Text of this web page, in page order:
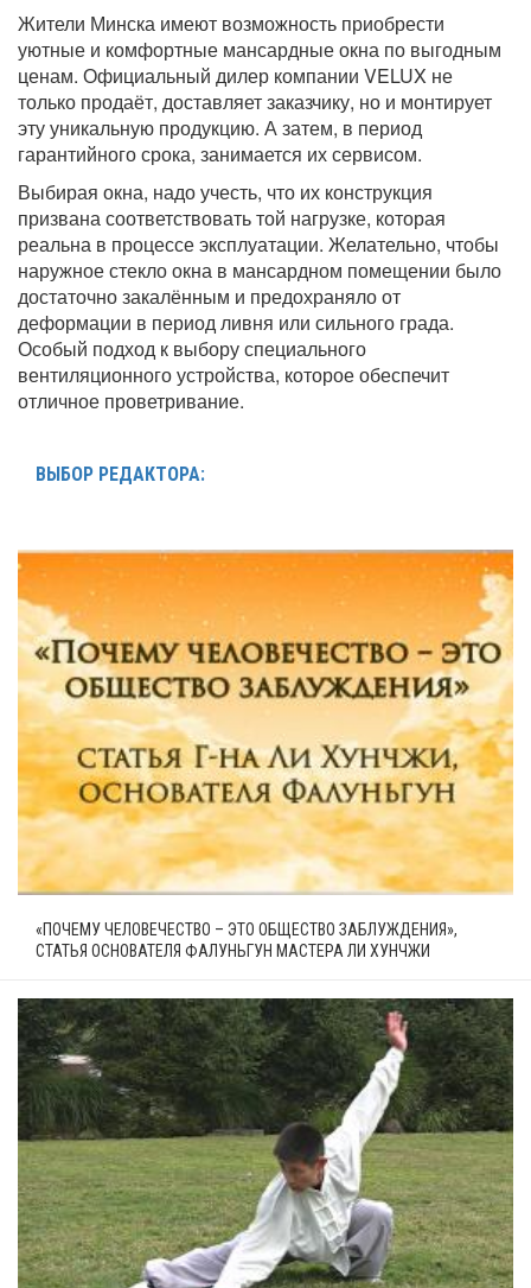
Жители Минска имеют возможность приобрести
уютные и комфортные мансардные окна по выгодным
ценам. Официальный дилер компании VELUX не
только продаёт, доставляет заказчику, но и монтирует
эту уникальную продукцию. А затем, в период
гарантийного срока, занимается их сервисом.
Выбирая окна, надо учесть, что их конструкция
призвана соответствовать той нагрузке, которая
реальна в процессе эксплуатации. Желательно, чтобы
наружное стекло окна в мансардном помещении было
достаточно закалённым и предохраняло от
деформации в период ливня или сильного града.
Особый подход к выбору специального
вентиляционного устройства, которое обеспечит
отличное проветривание.
ВЫБОР РЕДАКТОРА:
«ПОЧЕМУ ЧЕЛОВЕЧЕСТВО – ЭТО ОБЩЕСТВО ЗАБЛУЖДЕНИЯ»,
СТАТЬЯ ОСНОВАТЕЛЯ ФАЛУНЬГУН МАСТЕРА ЛИ ХУНЧЖИ